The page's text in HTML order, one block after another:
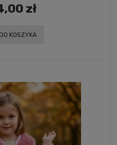
zł
DO KOSZYKA